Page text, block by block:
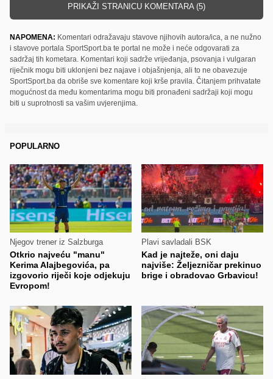
PRIKAŽI STRANICU KOMENTARA (5)
NAPOMENA: Komentari odražavaju stavove njihovih autora/ica, a ne nužno
i stavove portala SportSport.ba te portal ne može i neće odgovarati za
sadržaj tih kometara. Komentari koji sadrže vrijeđanja, psovanja i vulgaran
riječnik mogu biti uklonjeni bez najave i objašnjenja, ali to ne obavezuje
SportSport.ba da obriše sve komentare koji krše pravila. Čitanjem prihvatate
mogućnost da među komentarima mogu biti pronađeni sadržaji koji mogu
biti u suprotnosti sa vašim uvjerenjima.
POPULARNO
Njegov trener iz Salzburga
Otkrio najveću "manu"
Kerima Alajbegovića, pa
izgovorio riječi koje odjekuju
Evropom!
Plavi savladali BSK
Kad je najteže, oni daju
najviše: Željezničar prekinuo
brige i obradovao Grbavicu!